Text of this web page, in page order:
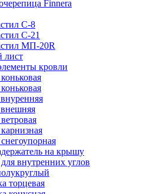
Finnera
С-8
С-21
МП-20R
лист
кровли
на крышу
внутренних углов
торцевая